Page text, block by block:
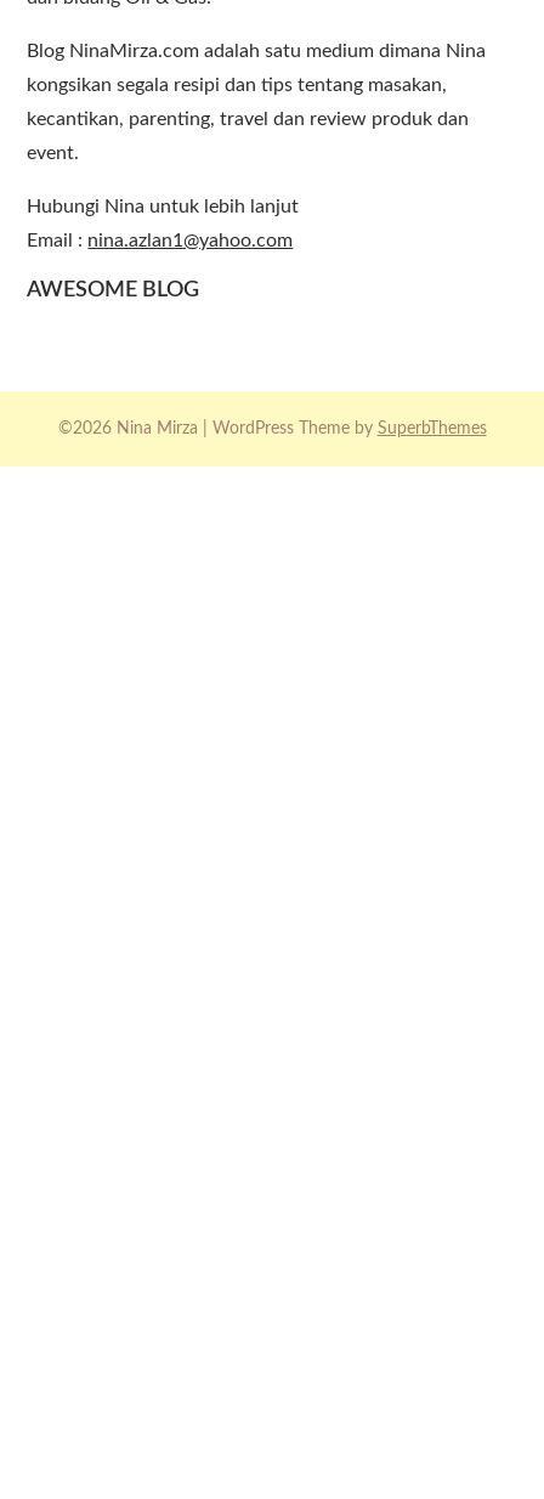
Blog NinaMirza.com adalah satu medium dimana Nina
kongsikan segala resipi dan tips tentang masakan,
kecantikan, parenting, travel dan review produk dan
event.
Hubungi Nina untuk lebih lanjut
Email : nina.azlan1@yahoo.com
AWESOME BLOG
©2026 Nina Mirza | WordPress Theme by SuperbThemes